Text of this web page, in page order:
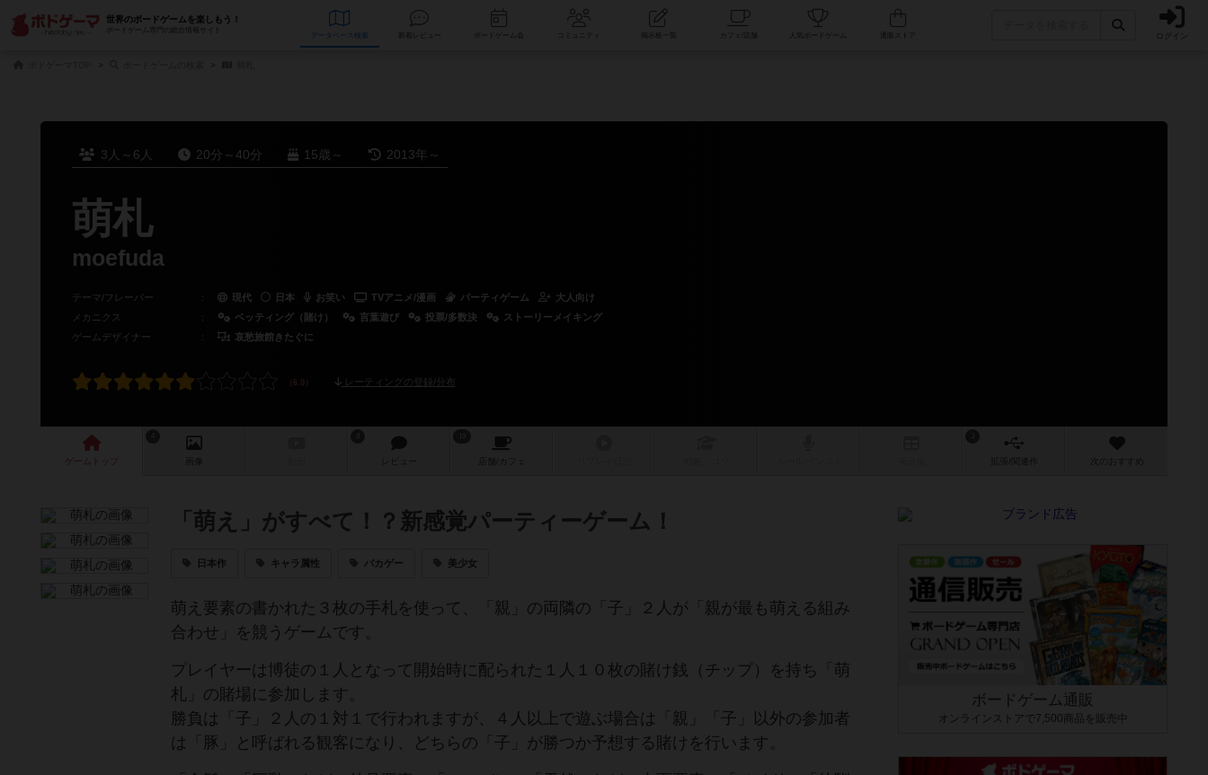
世界のボードゲームを楽しもう！
ボードゲーム専門の総合情報サイト
データベース コミュニティ 人気ボードゲーム ログイン
3人～6人 20分～40分 15歳～ 2013年～
萌札
moefuda
テーマ/フレーバー ： 現代 日本 お笑い TVアニメ/漫画 パーティゲーム
大人向け
メカニクス
： ベッティング（賭け） 言葉遊び 投票/多数決
ストーリーメイキング
ゲームデザイナー
： 哀愁旅館きたぐに
レーティングの登録/分布
ゲーム 画像 レビュー 店舗/ カフェ 作 次のおすすめ
「萌え」がすべて！？新感覚パーティーゲーム！
日本作 キャラ属性 バカゲー 美少女
萌え要素の書かれた３枚の手札を使って、「親」の両隣の「子」２人が「親が最も萌える組み
合わせ」を競うゲームです。
プレイヤーは博徒の１人となって開始時に配られた１人１０枚の賭け銭（チップ）を持ち「萌
札」の賭場に参加します。
勝負は「子」２人の１対１で行われますが、４人以上で遊ぶ場合は「親」「子」以外の参加者
は「豚」と呼ばれる観客になり、どちらの「子」が勝つか予想する賭けを行います。
ボードゲーム通販
オンラインストアで7,500商品を販売中